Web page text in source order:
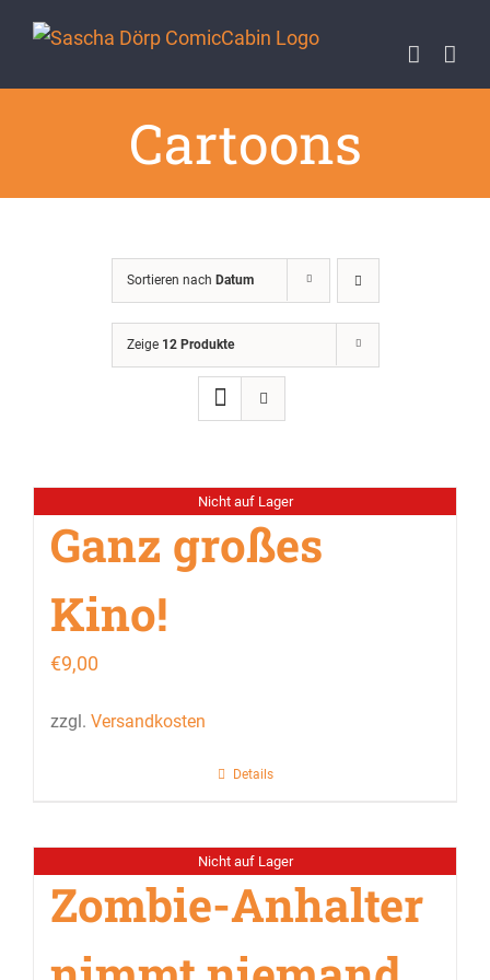
Cartoons
Sortieren nach Datum
Zeige 12 Produkte
Nicht auf Lager
Ganz großes
Kino!
€9,00
zzgl. Versandkosten
Details
Nicht auf Lager
Zombie-Anhalter